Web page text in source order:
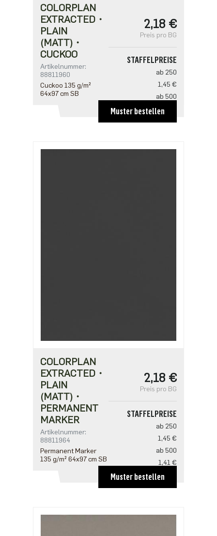
COLORPLAN
EXTRACTED・
PLAIN
(MATT)・
CUCKOO
Artikelnummer:
88811960
Cuckoo 135 g/m²
64x97 cm SB
2,18 €
Preis pro BG
STAFFELPREISE
ab 250
1,45 €
ab 500
1,41 €
ab 1250
Muster bestellen
COLORPLAN
EXTRACTED・
PLAIN
(MATT)・
PERMANENT
MARKER
Artikelnummer:
88811964
Permanent Marker
135 g/m² 64x97 cm SB
2,18 €
Preis pro BG
STAFFELPREISE
ab 250
1,45 €
ab 500
1,41 €
ab 1250
1,21 €
Muster bestellen